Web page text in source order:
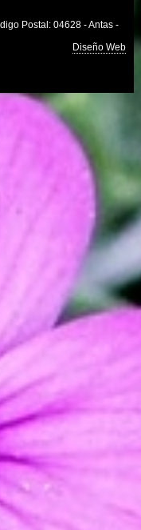
Postal: 04628 - Antas -
Diseño Web